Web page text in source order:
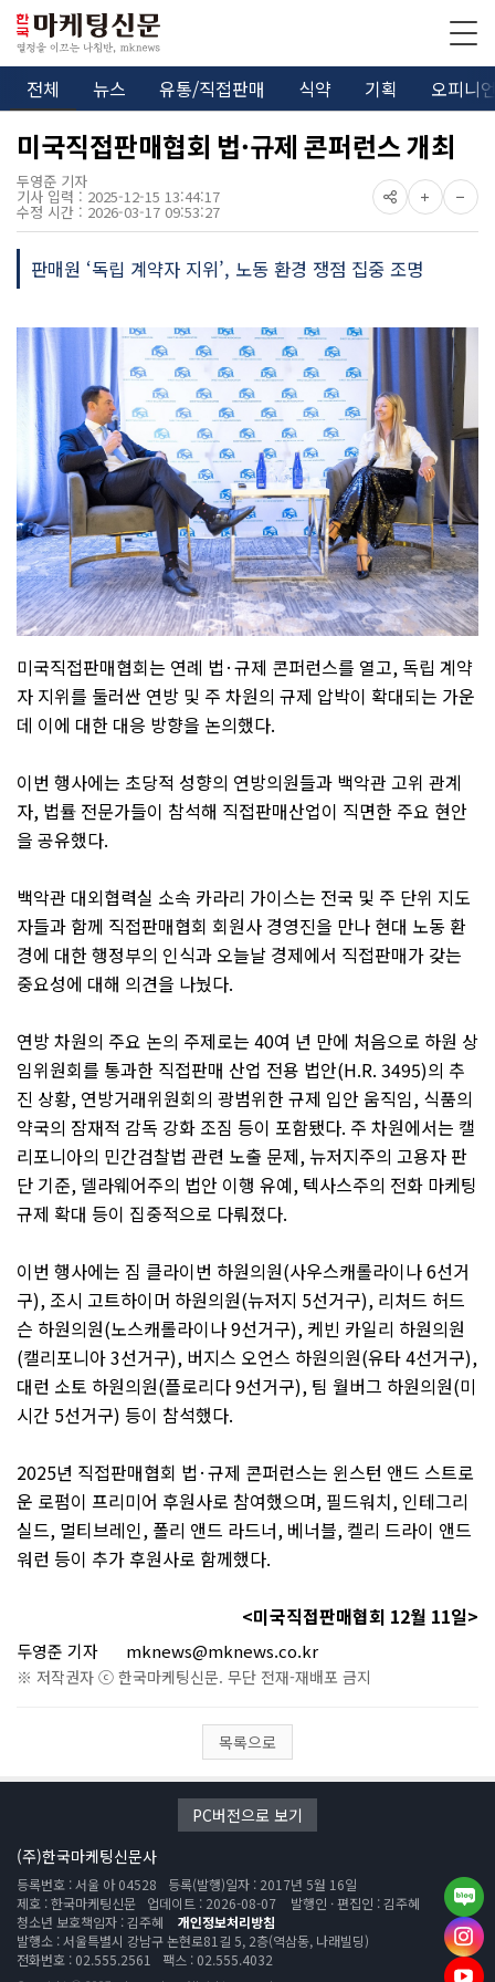
전체 뉴스 유통/직접판매 식약 기획 오피니
미국직접판매협회 법·규제 콘퍼런스 개최
두영준 기자
기사 입력 : 2025-12-15 13:44:17
수정 시간 : 2026-03-17 09:53:27
판매원 ‘독립 계약자 지위’, 노동 환경 쟁점 집중 조명
미국직접판매협회는 연례 법 ·규제 콘퍼런스를 열고, 독립 계약
자 지위를 둘러싼 연방 및 주 차원의 규제 압박이 확대되는 가운
데 이에 대한 대응 방향을 논의했다.
이번 행사에는 초당적 성향의 연방의원들과 백악관 고위 관계
자, 법률 전문가들이 참석해 직접판매산업이 직면한 주요 현안
을 공유했다.
백악관 대외협력실 소속 카라리 가이스는 전국 및 주 단위 지도
자들과 함께 직접판매협회 회원사 경영진을 만나 현대 노동 환
경에 대한 행정부의 인식과 오늘날 경제에서 직접판매가 갖는
중요성에 대해 의견을 나눴다.
연방 차원의 주요 논의 주제로는 40여 년 만에 처음으로 하원 상
임위원회를 통과한 직접판매 산업 전용 법안(H.R. 3495)의 추
진 상황, 연방거래위원회의 광범위한 규제 입안 움직임, 식품의
약국의 잠재적 감독 강화 조짐 등이 포함됐다. 주 차원에서는 캘
리포니아의 민간검찰법 관련 노출 문제, 뉴저지주의 고용자 판
단 기준, 델라웨어주의 법안 이행 유예, 텍사스주의 전화 마케팅
규제 확대 등이 집중적으로 다뤄졌다.
이번 행사에는 짐 클라이번 하원의원(사우스캐롤라이나6선거
구), 조시 고트하이머 하원의원(뉴저지 5선거구), 리처드 허드
슨 하원의원(노스캐롤라이나9선거구), 케빈 카일리 하원의원
(캘리포니아3선거구), 버지스 오언스 하원의원(유타4선거구),
대런 소토 하원의원(플로리다9선거구), 팀 월버그 하원의원(미
시간 5선거구) 등이 참석했다.
2025년 직접판매협회 법 ·규제 콘퍼런스는 윈스턴 앤드 스트로
운 로펌이 프리미어 후원사로 참여했으며, 필드워치, 인테그리
실드, 멀티브레인, 폴리 앤드 라드너, 베너블, 켈리 드라이 앤드
워런 등이 추가 후원사로 함께했다.
<미국직접판매협회 12월 11일>
두영준 기자 mknews@mknews.co.kr
※ 저작권자 ⓒ 한국마케팅신문. 무단 전재-재배포 금지
목록으로
PC버전으로 보기
(주)한국마케팅신문사
등록번호 : 서울 아 04528
등록(발행)일자 : 2017년 5월 16일
제호 : 한국마케팅신문
업데이트 : 2026-08-07
발행인 · 편집인 : 김주혜
청소년 보호책임자 : 김주혜
개인정보처리방침
발행소 : 서울특별시 강남구 논현로81길 5, 2층(역삼동, 나래빌딩)
전화번호 : 02.555.2561
팩스 : 02.555.4032